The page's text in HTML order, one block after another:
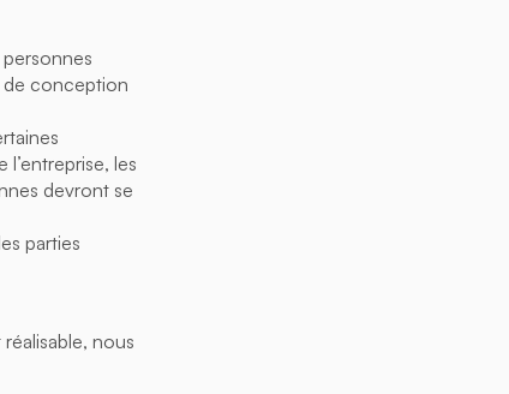
de conception
les
devront se
parties
nous